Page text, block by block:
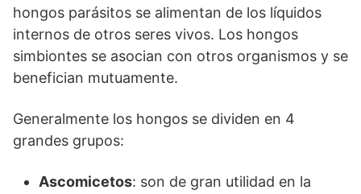
hongos parásitos se alimentan de los líquidos
internos de otros seres vivos. Los hongos
simbiontes se asocian con otros organismos y se
benefician mutuamente.
Generalmente los hongos se dividen en 4
grandes grupos:
Ascomicetos: son de gran utilidad en la